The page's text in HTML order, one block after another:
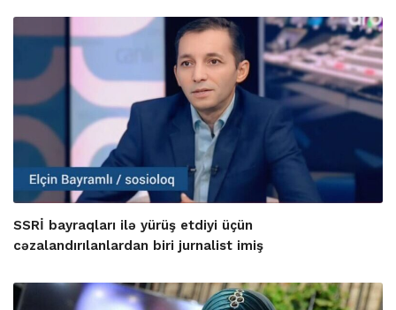
SSRİ bayraqları ilə yürüş etdiyi üçün
cəzalandırılanlardan biri jurnalist imiş